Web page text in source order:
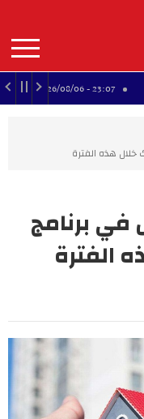
contenu
principal
MAIN
NAVIGATION
فينيسيوس
خلال هذه الفترة
برنامج
الفترة